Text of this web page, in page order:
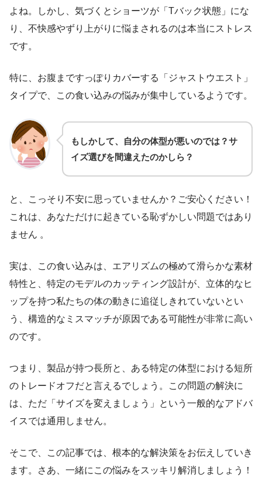
よね。しかし、気づくとショーツが「Tバック状態」にな
り、不快感やずり上がりに悩まされるのは本当にストレス
です。
特に、お腹まですっぽりカバーする「ジャストウエスト」
タイプで、この食い込みの悩みが集中しているようです。
もしかして、自分の体型が悪いのでは？サ
イズ選びを間違えたのかしら？
と、こっそり不安に思っていませんか？ご安心ください！
これは、あなただけに起きている恥ずかしい問題ではあり
ません 。
実は、この食い込みは、エアリズムの極めて滑らかな素材
特性と、特定のモデルのカッティング設計が、立体的なヒ
ップを持つ私たちの体の動きに追従しきれていないとい
う、構造的なミスマッチが原因である可能性が非常に高い
のです。
つまり、製品が持つ長所と、ある特定の体型における短所
のトレードオフだと言えるでしょう。この問題の解決に
は、ただ「サイズを変えましょう」という一般的なアドバ
イスでは通用しません。
そこで、この記事では、根本的な解決策をお伝えしていき
ます。さあ、一緒にこの悩みをスッキリ解消しましょう！